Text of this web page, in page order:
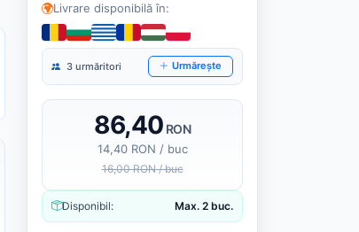
Livrare disponibilă în:
3 urmăritori Urmărește
86,40 RON
14,40 RON / buc
16,00 RON / buc
Disponibil: Max. 2 buc.